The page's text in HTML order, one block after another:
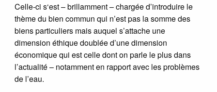
Celle-ci s‘est – brillamment – chargée d’introduire le
thème du bien commun qui n’est pas la somme des
biens particuliers mais auquel s’attache une
dimension éthique doublée d’une dimension
économique qui est celle dont on parle le plus dans
l’actualité – notamment en rapport avec les problèmes
de l’eau.